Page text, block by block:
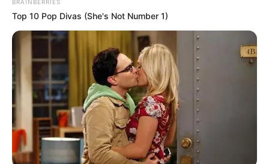
16:40 / 06 Avqust 2026
Kiberhücumçular brauzer yeniləməsi adı
ilə
virus yayırlar
BRAINBERRIES
Top 10 Pop Divas (She's Not Number 1)